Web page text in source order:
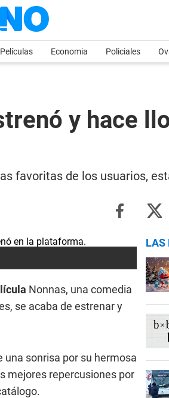
Economia Policiales
y hace
favoritas de los usuarios,
Nonnas, una comedia
se acaba de estrenar y
sonrisa por su hermosa
mejores repercusiones por
LAS